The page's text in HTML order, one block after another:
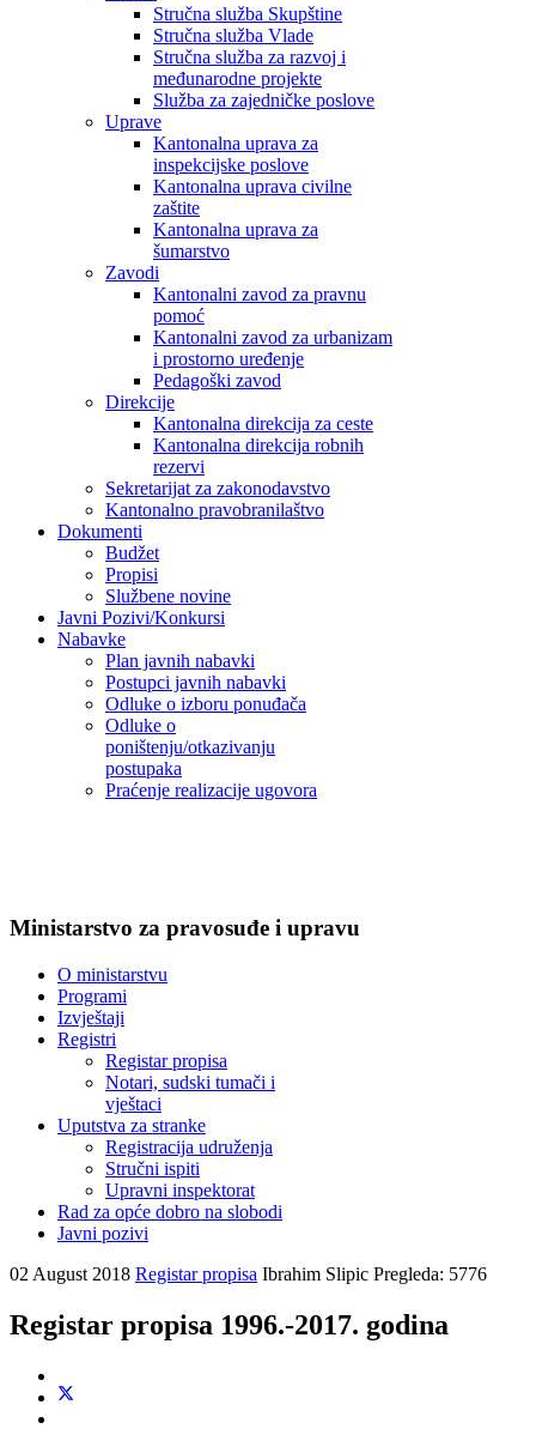
Stručna služba Skupštine
Stručna služba Vlade
Stručna služba za razvoj i
međunarodne projekte
Služba za zajedničke poslove
Uprave
Kantonalna uprava za
inspekcijske poslove
Kantonalna uprava civilne
zaštite
Kantonalna uprava za
šumarstvo
Zavodi
Kantonalni zavod za pravnu
pomoć
Kantonalni zavod za urbanizam
i prostorno uređenje
Pedagoški zavod
Direkcije
Kantonalna direkcija za ceste
Kantonalna direkcija robnih
rezervi
Sekretarijat za zakonodavstvo
Kantonalno pravobranilaštvo
Dokumenti
Budžet
Propisi
Službene novine
Javni Pozivi/Konkursi
Nabavke
Plan javnih nabavki
Postupci javnih nabavki
Odluke o izboru ponuđača
Odluke o
poništenju/otkazivanju
postupaka
Praćenje realizacije ugovora
Ministarstvo za pravosuđe i upravu
O ministarstvu
Programi
Izvještaji
Registri
Registar propisa
Notari, sudski tumači i
vještaci
Uputstva za stranke
Registracija udruženja
Stručni ispiti
Upravni inspektorat
Rad za opće dobro na slobodi
Javni pozivi
02 August 2018 Registar propisa Ibrahim Slipic Pregleda: 5776
Registar propisa 1996.-2017. godina